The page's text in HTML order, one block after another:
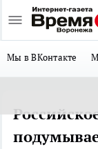
Мы в ВКонтакте